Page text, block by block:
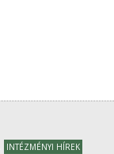
INTÉZMÉNYI HÍREK